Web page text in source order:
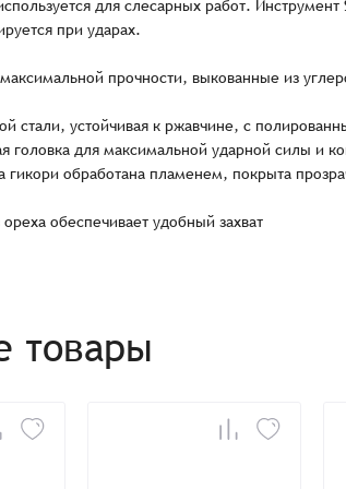
оформлен
Введите
На него
для слесарных работ.
при ударах.
прочности, выкованные из
стали, устойчивая к ржавчине, с
головка для максимальной ударной силы и
гикори обработана пламенем, покрыта
обеспечивает удобный захват
товары